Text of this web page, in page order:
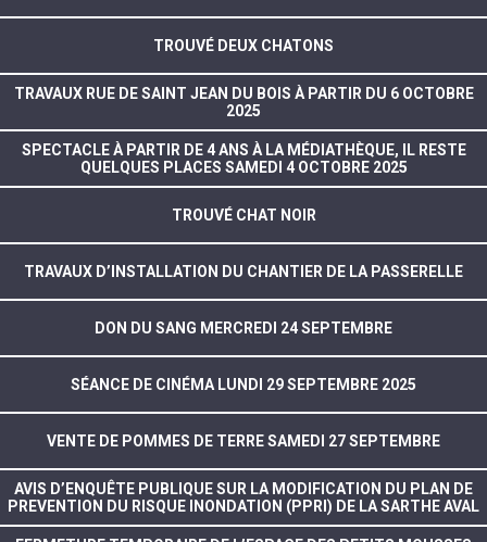
TROUVÉ DEUX CHATONS
TRAVAUX RUE DE SAINT JEAN DU BOIS À PARTIR DU 6 OCTOBRE
2025
SPECTACLE À PARTIR DE 4 ANS À LA MÉDIATHÈQUE, IL RESTE
QUELQUES PLACES SAMEDI 4 OCTOBRE 2025
TROUVÉ CHAT NOIR
TRAVAUX D’INSTALLATION DU CHANTIER DE LA PASSERELLE
DON DU SANG MERCREDI 24 SEPTEMBRE
SÉANCE DE CINÉMA LUNDI 29 SEPTEMBRE 2025
VENTE DE POMMES DE TERRE SAMEDI 27 SEPTEMBRE
AVIS D’ENQUÊTE PUBLIQUE SUR LA MODIFICATION DU PLAN DE
PREVENTION DU RISQUE INONDATION (PPRI) DE LA SARTHE AVAL